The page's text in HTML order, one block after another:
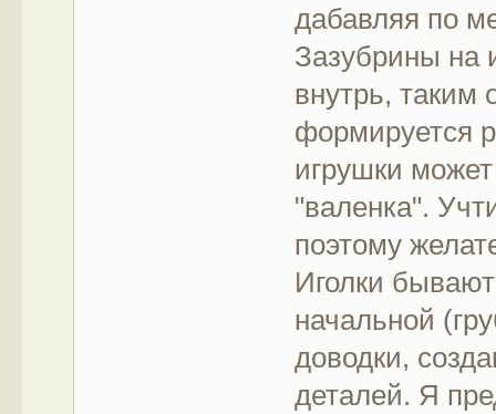
дабавляя по
Зазубрины на
внутрь, таким
формируется
игрушки
"валенка".
поэтому
Иголки
начальной
доводки,
деталей. Я